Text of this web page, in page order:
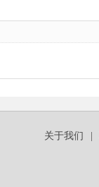
关于我们